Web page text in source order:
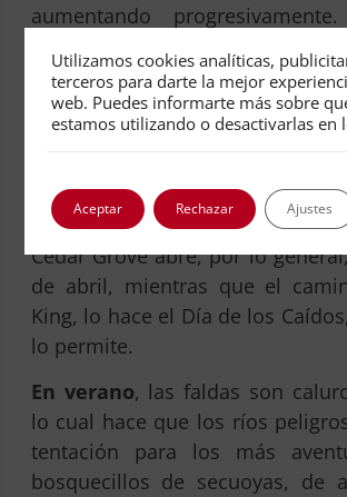
aumentando
vez mayores. Y los ríos se
fríos y muy peligrosos.
posible encontrar nieve en los
Crystal (no incluida en la
empiezan a mediados de mayo.
Cedar Grove abre, por lo
de abril, mientras que el
King, lo hace el Día de los
lo permite.
En verano, las faldas son
lo cual hace que los ríos
tentación para los más
bosquecillos de secuoyas, de
Utilizamos cookies analíticas,
terceros para darte la mejor
web. Puedes informarte más sobre
estamos utilizando o desactivarlas en
Aceptar Rechazar Ajustes